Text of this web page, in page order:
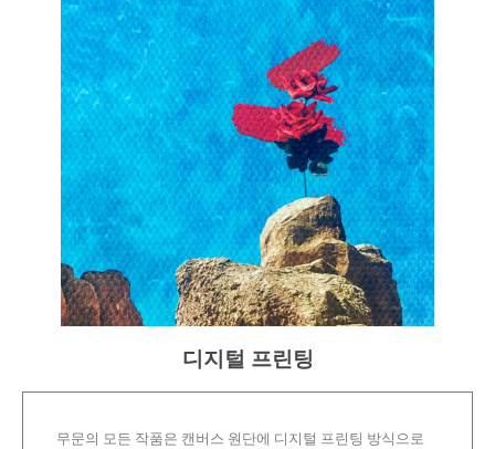
디지털 프린팅
무문의 모든 작품은 캔버스 원단에 디지털 프린팅 방식으로